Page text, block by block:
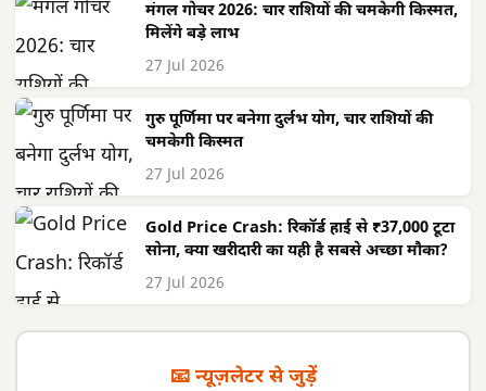
मंगल गोचर 2026: चार राशियों की चमकेगी किस्मत,
मिलेंगे बड़े लाभ
27 Jul 2026
गुरु पूर्णिमा पर बनेगा दुर्लभ योग, चार राशियों की
चमकेगी किस्मत
27 Jul 2026
Gold Price Crash: रिकॉर्ड हाई से ₹37,000 टूटा
सोना, क्या खरीदारी का यही है सबसे अच्छा मौका?
27 Jul 2026
📧 न्यूज़लेटर से जुड़ें